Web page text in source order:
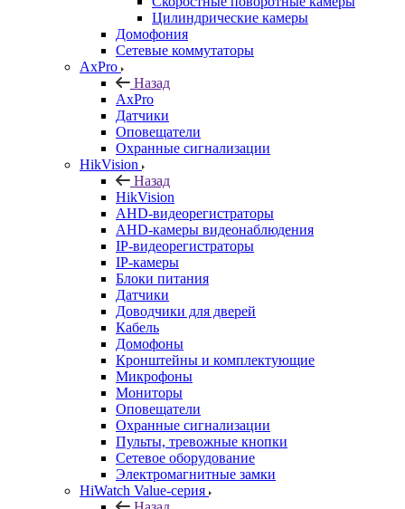
Цилиндрические камеры
Домофония
Сетевые коммутаторы
AxPro
Назад
AxPro
Датчики
Оповещатели
Охранные сигнализации
HikVision
Назад
HikVision
AHD-видеорегистраторы
AHD-камеры видеонаблюдения
IP-видеорегистраторы
IP-камеры
Блоки питания
Датчики
Доводчики для дверей
Кабель
Домофоны
Кронштейны и комплектующие
Микрофоны
Мониторы
Оповещатели
Охранные сигнализации
Пульты, тревожные кнопки
Сетевое оборудование
Электромагнитные замки
HiWatch Value-серия